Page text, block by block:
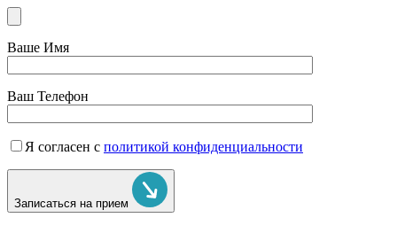
Ваше Имя
Ваш Телефон
Я согласен с политикой конфиденциальности
Записаться на прием